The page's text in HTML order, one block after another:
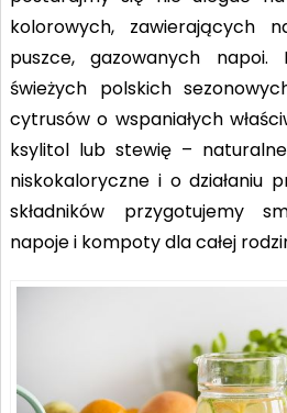
kolorowych,
puszce, gazowanych napoi.
świeżych polskich
cytrusów o wspaniałych
ksylitol lub stewię –
niskokaloryczne i o działaniu
składników przygotujemy
napoje i kompoty dla całej